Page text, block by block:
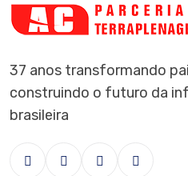
37 anos transformando
construindo o futuro da
brasileira